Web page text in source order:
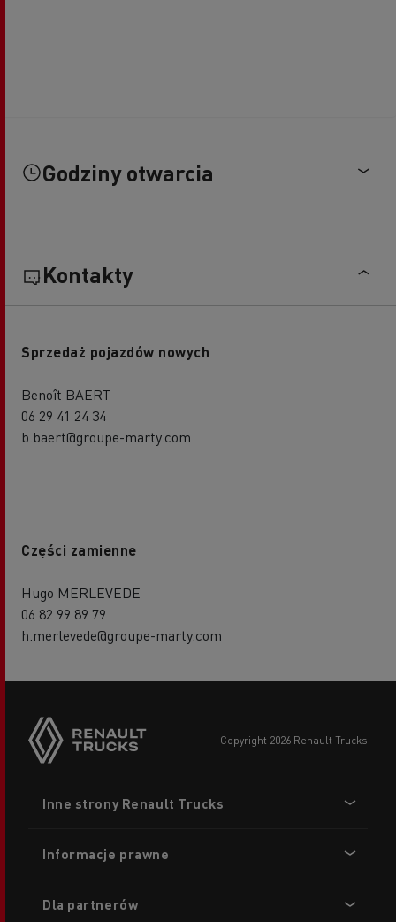
Godziny otwarcia
Kontakty
Sprzedaż pojazdów nowych
Benoît BAERT
06 29 41 24 34
b.baert@groupe-marty.com
Części zamienne
Hugo MERLEVEDE
06 82 99 89 79
h.merlevede@groupe-marty.com
copyright 2026 Renault Trucks
menu
Inne strony Renault Trucks
Informacje prawne
Dla partnerów